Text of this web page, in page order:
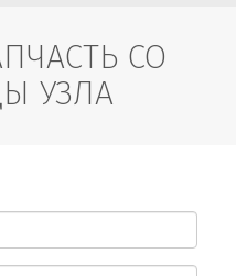
СО
УЗЛА